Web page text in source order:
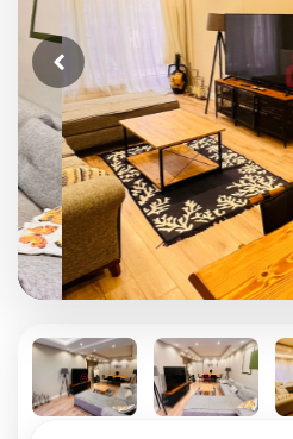
GENÇ BINA
TERASLI TAM
KIRALIK DAIRE